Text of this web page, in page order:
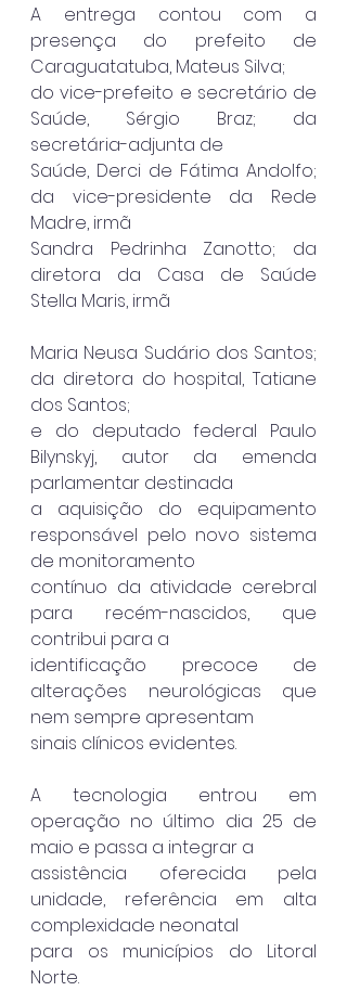
A entrega contou com a
presença do prefeito de
Caraguatatuba, Mateus Silva;
do vice-prefeito e secretário de
Saúde, Sérgio Braz; da
secretária-adjunta de
Saúde, Derci de Fátima Andolfo;
da vice-presidente da Rede
Madre, irmã
Sandra Pedrinha Zanotto; da
diretora da Casa de Saúde
Stella Maris, irmã
Maria Neusa Sudário dos Santos;
da diretora do hospital, Tatiane
dos Santos;
e do deputado federal Paulo
Bilynskyj, autor da emenda
parlamentar destinada
a aquisição do equipamento
responsável pelo novo sistema
de monitoramento
contínuo da atividade cerebral
para recém-nascidos, que
contribui para a
identificação precoce de
alterações neurológicas que
nem sempre apresentam
sinais clínicos evidentes.
A tecnologia entrou em
operação no último dia 25 de
maio e passa a integrar a
assistência oferecida pela
unidade, referência em alta
complexidade neonatal
para os municípios do Litoral
Norte.